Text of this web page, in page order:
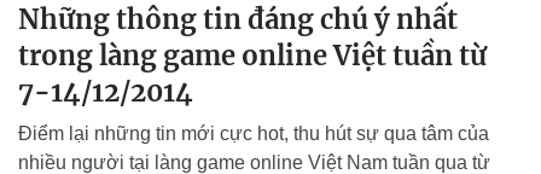
Những thông tin đáng chú ý nhất
trong làng game online Việt tuần từ
7-14/12/2014
Điểm lại những tin mới cực hot, thu hút sự qua tâm của
nhiều người tại làng game online Việt Nam tuần qua từ